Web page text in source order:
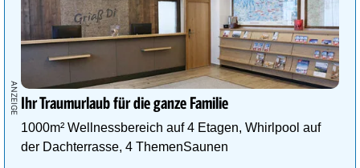
Ihr Traumurlaub für die ganze Familie
1000m² Wellnessbereich auf 4 Etagen, Whirlpool auf
der Dachterrasse, 4 ThemenSaunen